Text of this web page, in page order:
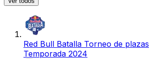
Red Bull Batalla Torneo de plazas
Temporada 2024